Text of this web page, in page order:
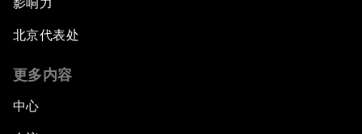
影响力
北京代表处
更多内容
中心